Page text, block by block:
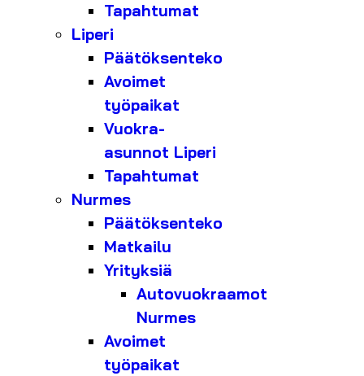
Tapahtumat
Liperi
Päätöksenteko
Avoimet
työpaikat
Vuokra-
asunnot Liperi
Tapahtumat
Nurmes
Päätöksenteko
Matkailu
Yrityksiä
Autovuokraamot
Nurmes
Avoimet
työpaikat